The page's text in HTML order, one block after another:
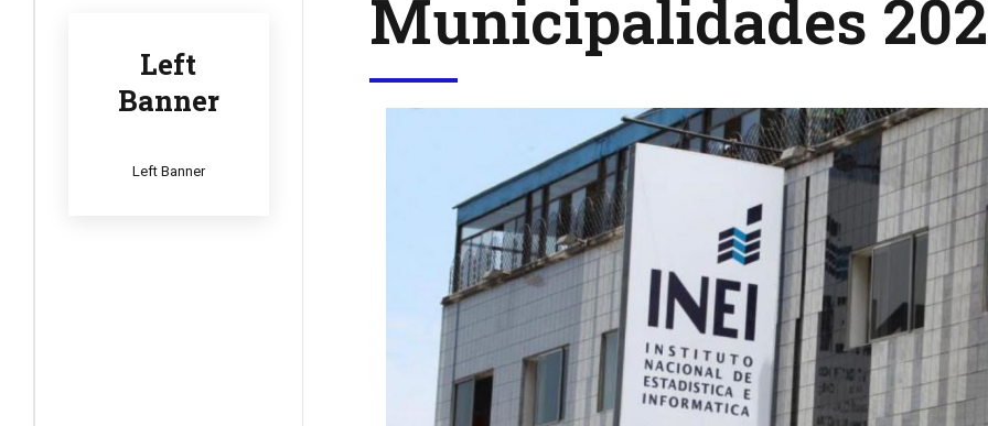
Left
Banner
Left Banner
Municipalidades